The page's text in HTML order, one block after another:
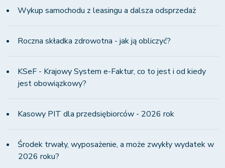
Wykup samochodu z leasingu a dalsza odsprzedaż
Roczna składka zdrowotna - jak ją obliczyć?
KSeF - Krajowy System e-Faktur, co to jest i od kiedy
jest obowiązkowy?
Kasowy PIT dla przedsiębiorców - 2026 rok
Środek trwały, wyposażenie, a może zwykły wydatek w
2026 roku?